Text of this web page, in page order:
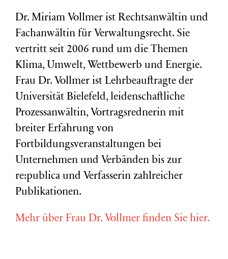
Dr. Miriam Vollmer ist Rechtsanwältin und
Fachanwältin für Verwaltungsrecht. Sie
vertritt seit 2006 rund um die Themen
Klima, Umwelt, Wettbewerb und Energie.
Frau Dr. Vollmer ist Lehrbeauftragte der
Universität Bielefeld, leidenschaftliche
Prozessanwältin, Vortragsrednerin mit
breiter Erfahrung von
Fortbildungsveranstaltungen bei
Unternehmen und Verbänden bis zur
re:publica und Verfasserin zahlreicher
Publikationen.
Mehr über Frau Dr. Vollmer finden Sie hier.